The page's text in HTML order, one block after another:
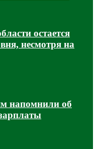
остается
несмотря на
напомнили об